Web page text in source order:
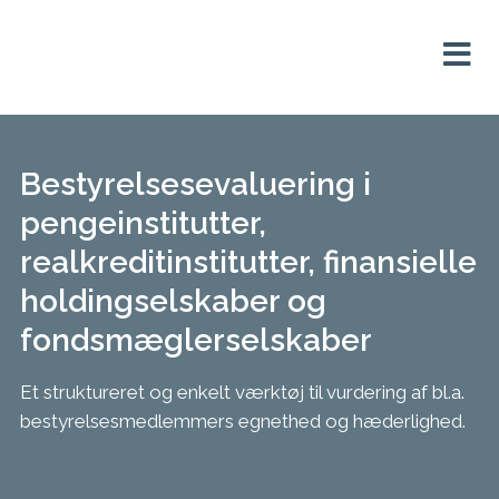
Bestyrelsesevaluering i
pengeinstitutter,
realkreditinstitutter, finansielle
holdingselskaber og
fondsmæglerselskaber
Et struktureret og enkelt værktøj til vurdering af bl.a.
bestyrelsesmedlemmers egnethed og hæderlighed.